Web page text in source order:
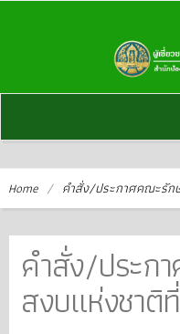
Home / คำสั่ง/ประกาศคณะรัก
คำสั่ง/ประก
สงบแห่งชาติ